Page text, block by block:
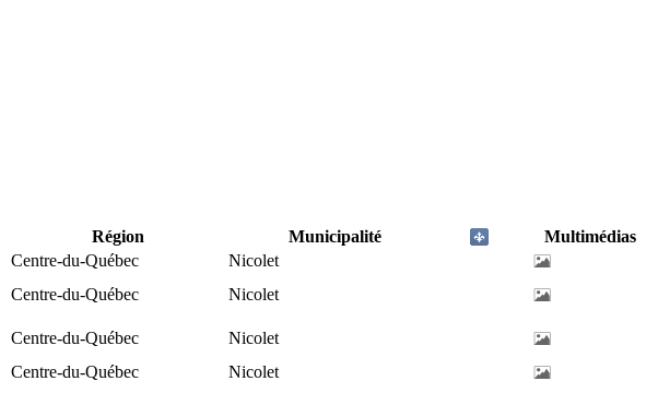
Région Municipalité
Multimédias
Centre-du-Québec
Nicolet
Centre-du-Québec
Nicolet
Centre-du-Québec
Nicolet
Centre-du-Québec
Nicolet